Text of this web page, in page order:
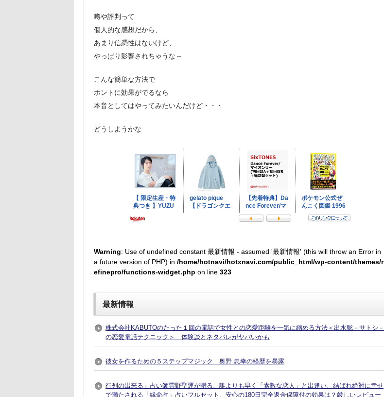
噂や評判って
個人的な感想だから、
あまり信憑性はないけど、
やっぱり影響されちゃうな～
こんな簡単な方法で
ホントに効果がでるなら
本音としてはやってみたいんだけど・・・
どうしようかな
Warning: Use of undefined constant 最新情報 - assumed '最新情報' (this will throw an Error in
a future version of PHP) in /home/hotnavi/hotxnavi.com/public_html/wp-content/themes/r
efinepro/functions-widget.php on line 323
最新情報
株式会社KABUTOのたった１回の電話で女性との恋愛距離を一気に縮める方法＜出水聡－サトシ－
の恋愛電話テクニック＞ 体験談とネタバレがヤバいかも
彼女を作るための５ステップマジック 奥野 忠幸の経歴を暴露
行列の出来る」占い師雲野聖運が贈る、誰よりも早く「素敵な恋人」と出逢い、結ばれ絶対に幸せ
で満たされる「縁命占」占いフルセット、安心の180日完全返金保障付の効果は？厳しいレビュー